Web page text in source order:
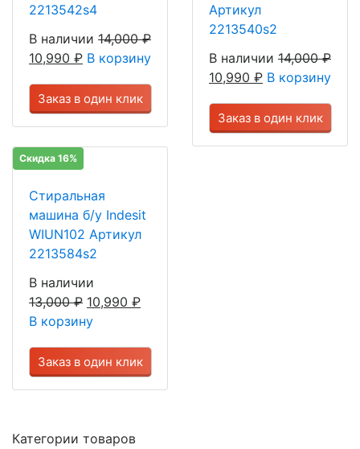
2213542s4
В наличии 14,000₽
10,990 ₽ В корзину
Заказ в один клик
Артикул
2213540s2
В наличии 14,000₽
10,990 ₽ В корзину
Заказ в один клик
Скидка 16%
Стиральная
машина б/у Indesit
WIUN102 Артикул
2213584s2
В наличии
13,000₽ 10,990 ₽
В корзину
Заказ в один клик
Категории товаров